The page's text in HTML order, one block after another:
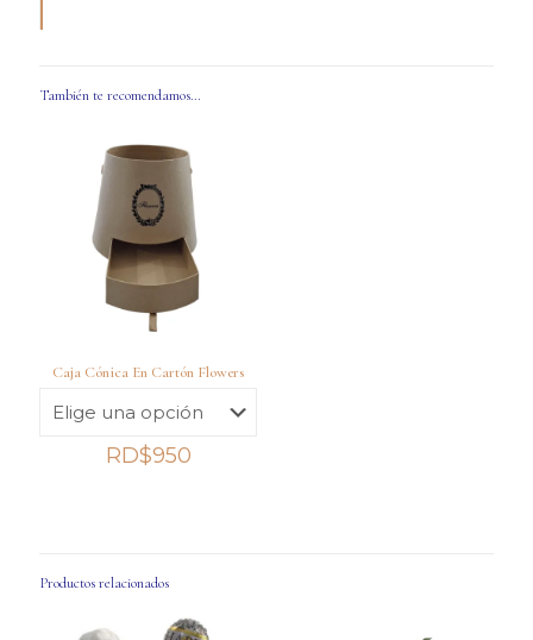
También te recomendamos…
Caja Cónica En Cartón Flowers
RD$950
Productos relacionados